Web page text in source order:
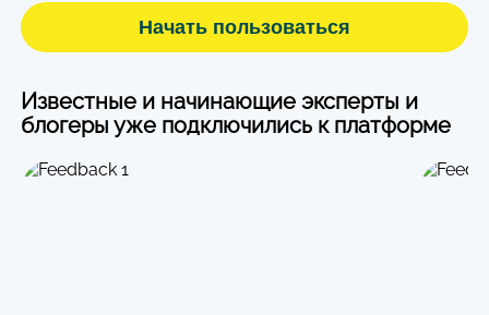
Начать пользоваться
Известные и начинающие эксперты и
блогеры уже подключились к платформе